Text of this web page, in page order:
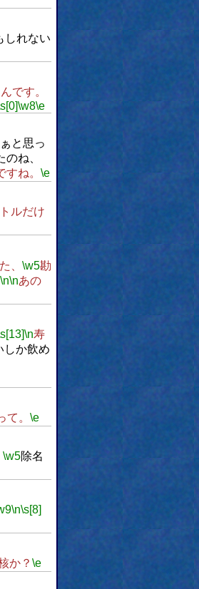
しれない
です。
\w8\e
と思っ
ね、
ね。 \e
ルだけ
、 \w5勘
\n\nあの
\n寿
しか飲め
。 \e
\w5除名
\n\s[8]
か？ \e